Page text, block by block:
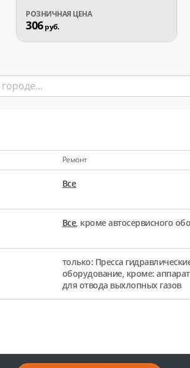
306руб.
Ремонт
Все
Все, кроме автосервисного
только: Пресса
оборудование, кроме:
для отвода выхлопных газов